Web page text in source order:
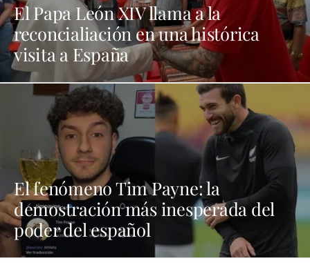
El Papa León XIV llama a la
reconcialiación en una histórica
visita a España
El fenómeno Tim Payne: la
demostración más inesperada del
poder del español